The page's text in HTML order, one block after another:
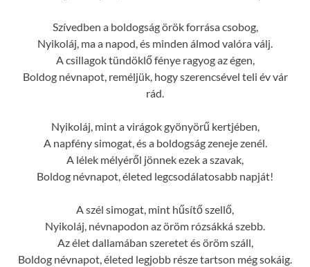
Szívedben a boldogság örök forrása csobog,
Nyikoláj, ma a napod, és minden álmod valóra válj.
A csillagok tündöklő fénye ragyog az égen,
Boldog névnapot, reméljük, hogy szerencsével teli év vár
rád.
Nyikoláj, mint a virágok gyönyörű kertjében,
A napfény simogat, és a boldogság zeneje zenél.
A lélek mélyéről jönnek ezek a szavak,
Boldog névnapot, életed legcsodálatosabb napját!
A szél simogat, mint hűsítő szellő,
Nyikoláj, névnapodon az öröm rózsákká szebb.
Az élet dallamában szeretet és öröm száll,
Boldog névnapot, életed legjobb része tartson még sokáig.